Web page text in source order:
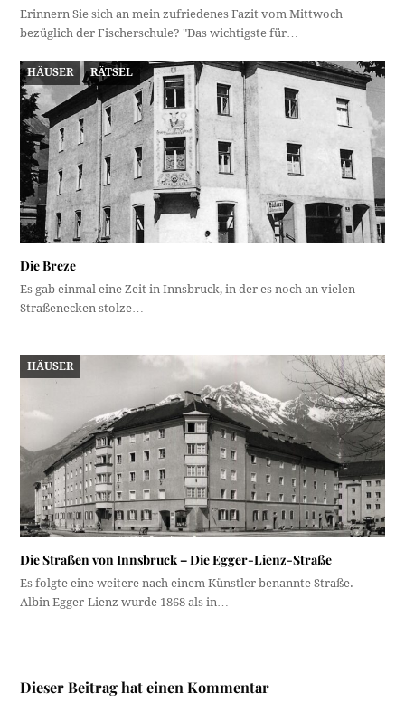
Erinnern Sie sich an mein zufriedenes Fazit vom Mittwoch
bezüglich der Fischerschule? "Das wichtigste für…
HÄUSER RÄTSEL
Die Breze
Es gab einmal eine Zeit in Innsbruck, in der es noch an vielen
Straßenecken stolze…
HÄUSER
Die Straßen von Innsbruck – Die Egger-Lienz-Straße
Es folgte eine weitere nach einem Künstler benannte Straße.
Albin Egger-Lienz wurde 1868 als in…
Dieser Beitrag hat einen Kommentar